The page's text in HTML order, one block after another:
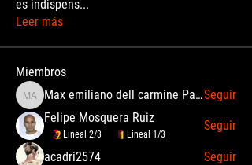
es indispens...
Leer más
Miembros
Max emiliano dell carmine Palomino AnguloMax emiliano dell carmine Palomino AnguloSeguir
Felipe Mosquera Ruiz
Lineal 2/3 Lineal 1/3
Seguir
acadri2574
Seguir